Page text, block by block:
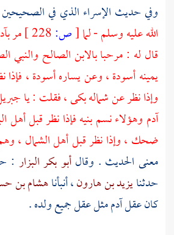
وفي حديث الإسراء الذي في الصحيحين
الله عليه وسلم - لما[ص: مر
قال له : مرحبا بالابن الصالح والنبي
يمينه أسودة ، وعن يساره أسودة ،
وإذا نظر عن شماله بكى ، فقلت : يا
آدم وهؤلاء نسم بنيه فإذا نظر قبل أهل
ضحك ، وإذا نظر قبل أهل الشمال ،
معنى الحديث . وقالأبو بكر البزار :
حدثنايزيد بن هارون، أنبأناهشام بن
كان عقلآدممثل عقل جميع ولده .